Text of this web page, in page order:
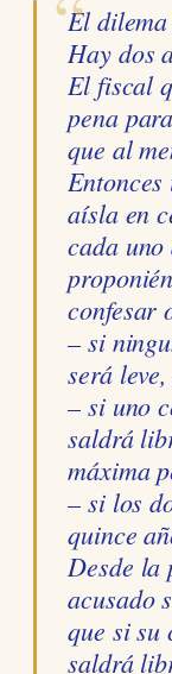
El
Hay dos
El fiscal
pena
que al
aísla en
cada uno
confesar
– si
será
– si uno
saldrá
máxima
– si los
quince
Desde la
acusado
que si su
saldrá